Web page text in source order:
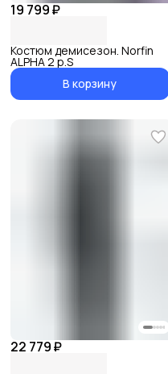
19 799 ₽
Костюм демисезон. Norfin
ALPHA 2 р.S
В корзину
22 779 ₽